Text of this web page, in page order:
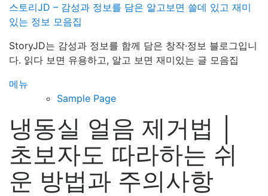
스토리JD – 감성과 정보를 담은 알고보면 쓸데 있고 재미
있는 정보 모음집
StoryJD는 감성과 정보를 함께 담은 창작·정보 블로그입니
다. 읽다 보면 유용하고, 알고 보면 재미있는 글 모음집
메뉴
Sample Page
냉동실 얼음 제거법 │
초보자도 따라하는 쉬
운 방법과 주의사항